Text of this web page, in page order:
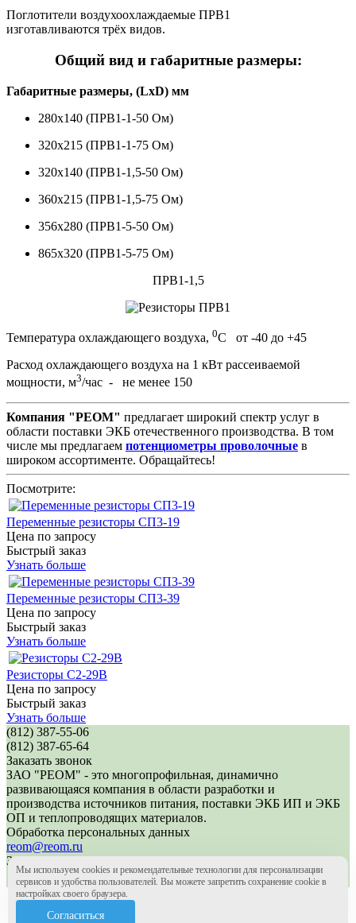
Поглотители воздухоохлаждаемые ПРВ1
изготавливаются трёх видов.
Общий вид и габаритные размеры:
Габаритные размеры, (LхD) мм
280х140 (ПРВ1-1-50 Ом)
320х215 (ПРВ1-1-75 Ом)
320х140 (ПРВ1-1,5-50 Ом)
360х215 (ПРВ1-1,5-75 Ом)
356х280 (ПРВ1-5-50 Ом)
865х320 (ПРВ1-5-75 Ом)
ПРВ1-1,5
Температура охлаждающего воздуха, 0С от -40 до +45
Расход охлаждающего воздуха на 1 кВт рассеиваемой
мощности, м3/час - не менее 150
Компания "РЕОМ" предлагает широкий спектр услуг в
области поставки ЭКБ отечественного производства. В том
числе мы предлагаем потенциометры проволочные в
широком ассортименте. Обращайтесь!
Посмотрите:
Переменные резисторы СП3-19
Цена по запросу
Быстрый заказ
Узнать больше
Переменные резисторы СП3-39
Цена по запросу
Быстрый заказ
Узнать больше
Резисторы С2-29В
Цена по запросу
Быстрый заказ
Узнать больше
(812) 387-55-06
(812) 387-65-64
Заказать звонок
ЗАО "РЕОМ" - это многопрофильная, динамично
развивающаяся компания в области разработки и
производства источников питания, поставки ЭКБ ИП и ЭКБ
ОП и теплопроводящих материалов.
Обработка персональных данных
reom@reom.ru
ЗАО "РЕОМ" основано в 2004 году
Создание сайта - интернет-агентство Волекс
(812) 387-55-06
(812) 387-65-64
Мы используем cookies и рекомендательные технологии для персонализации
сервисов и удобства пользователей. Вы можете запретить сохранение cookie в
настройках своего браузера.
Согласиться